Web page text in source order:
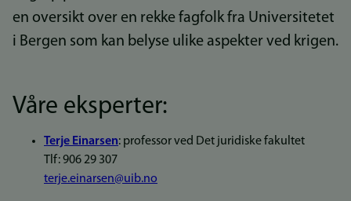
en oversikt over en rekke fagfolk fra Universitetet
i Bergen som kan belyse ulike aspekter ved krigen.
Våre eksperter:
Terje Einarsen: professor ved Det juridiske fakultet
Tlf: 906 29 307
terje.einarsen@uib.no